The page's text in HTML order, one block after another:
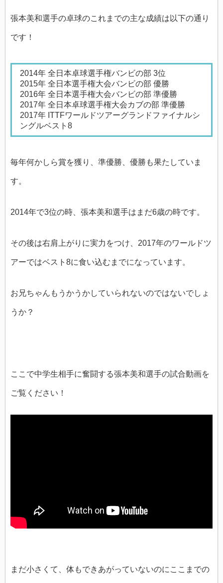
張本美和選手の卓球のこれまでの主な成績は以下の通り
です！
2014年 全日本卓球選手権バンビの部 3位
2015年 全日本選手権大会バンビの部 優勝
2016年 全日本選手権大会バンビの部 準優勝
2017年 全日本卓球選手権大会カブの部 準優勝
2017年 ITTFワールドツアーグランドファイナルシ
ングルベスト8
毎年何かしら賞を獲り、準優勝、優勝も果たしていま
す。
2014年で3位の時、張本美和選手はまだ6歳の時です。
その後は右肩上がりに実力をつけ、2017年のワールドツ
アーではベスト8に食い込むまでになっています。
お兄ちゃんもうかうかしていられないのではないでしょ
うか？
ここで中学生相手に奮闘する張本美和選手の試合動画を
ご覧ください！
まだ小さくて、体もできあがっていないのにここまでの